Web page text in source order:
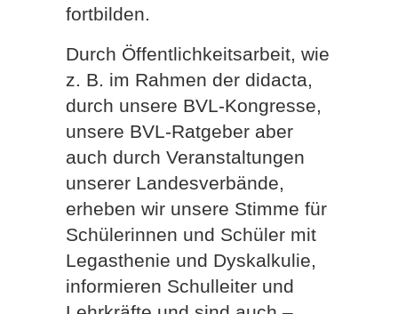
fortbilden.
Durch Öffentlichkeitsarbeit, wie
z. B. im Rahmen der didacta,
durch unsere BVL-Kongresse,
unsere BVL-Ratgeber aber
auch durch Veranstaltungen
unserer Landesverbände,
erheben wir unsere Stimme für
Schülerinnen und Schüler mit
Legasthenie und Dyskalkulie,
informieren Schulleiter und